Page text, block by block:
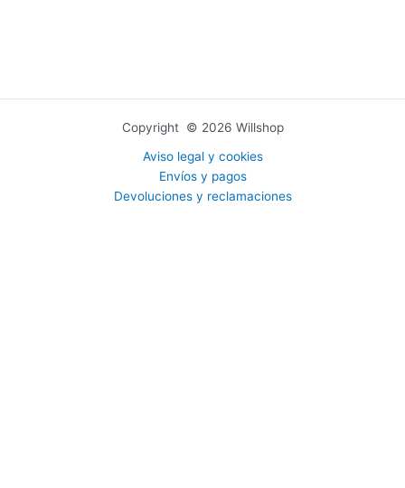
Copyright © 2026 Willshop
Aviso legal y cookies
Envíos y pagos
Devoluciones y reclamaciones